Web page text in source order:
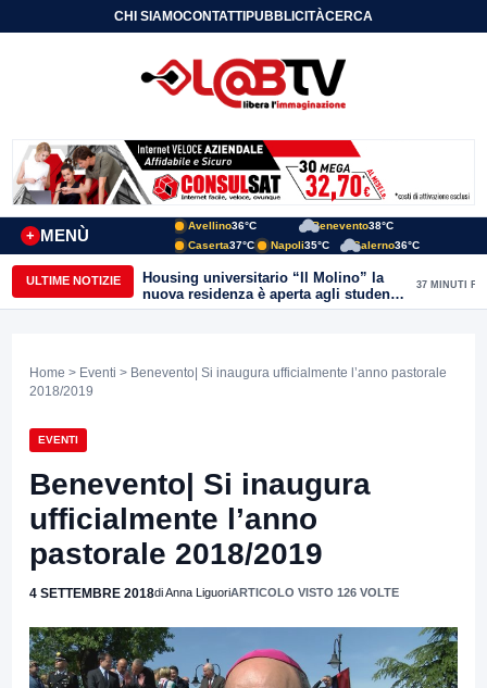
CHI SIAMOCONTATTIPUBBLICITÀCERCA
MENÙ
+
Avellino36°C Benevento38°C
Caserta37°C Napoli35°C Salerno36°C
ULTIME NOTIZIE
Housing universitario “Il Molino” la
nuova residenza è aperta agli studenti
del Conservatorio “Nicola Sala” e
37 MINUTI FA
Home > Eventi > Benevento| Si inaugura ufficialmente l’anno pastorale
2018/2019
EVENTI
Benevento| Si inaugura
ufficialmente l’anno
pastorale 2018/2019
4 SETTEMBRE 2018di Anna LiguoriARTICOLO VISTO 126 VOLTE